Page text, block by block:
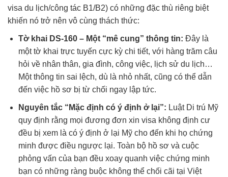
visa du lịch/công tác B1/B2) có những đặc thù riêng biệt
khiến nó trở nên vô cùng thách thức:
Tờ khai DS-160 – Một “mê cung” thông tin: Đây là
một tờ khai trực tuyến cực kỳ chi tiết, với hàng trăm câu
hỏi về nhân thân, gia đình, công việc, lịch sử du lịch…
Một thông tin sai lệch, dù là nhỏ nhất, cũng có thể dẫn
đến việc hồ sơ bị từ chối ngay lập tức.
Nguyên tắc “Mặc định có ý định ở lại”: Luật Di trú Mỹ
quy định rằng mọi đương đơn xin visa không định cư
đều bị xem là có ý định ở lại Mỹ cho đến khi họ chứng
minh được điều ngược lại. Toàn bộ hồ sơ và cuộc
phỏng vấn của bạn đều xoay quanh việc chứng minh
bạn có những ràng buộc không thể chối cãi tại Việt